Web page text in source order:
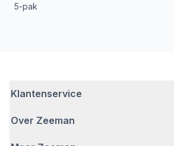
5-pak
Klantenservice
Veelgestelde vragen
Over Zeeman